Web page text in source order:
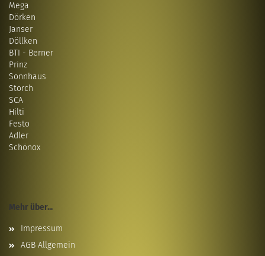
Mega
Dörken
Janser
Döllken
BTI - Berner
Prinz
Sonnhaus
Storch
SCA
Hilti
Festo
Adler
Schönox
Mehr über...
Impressum
AGB Allgemein